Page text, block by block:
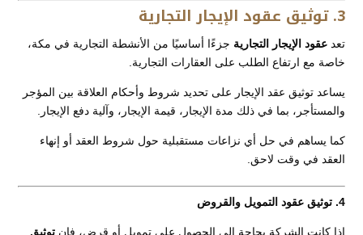
3. توثيق عقود الإيجار التجارية
تعد عقود الإيجار التجارية جزءًا أساسيًا من الأنشطة التجارية في مكة،
خاصة مع ارتفاع الطلب على العقارات التجارية.
يساعد توثيق عقد الإيجار على تحديد شروط وأحكام العلاقة بين المؤجر
والمستأجر، بما في ذلك مدة الإيجار، قيمة الإيجار، وآلية دفع الإيجار.
كما يساهم في حل أي نزاعات مستقبلية حول شروط العقد أو إنهاء
العقد في وقت لاحق.
4. توثيق عقود التمويل والقروض
إذا كانت الشركة بحاجة إلى الحصول على تمويل أو قرض، فإن توثيق